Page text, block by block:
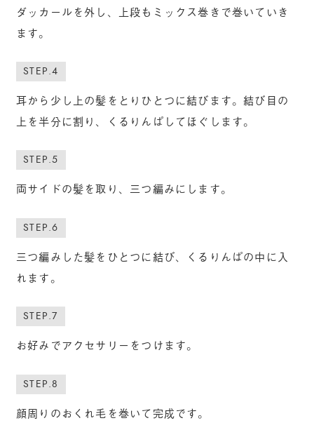
ダッカールを外し、上段もミックス巻きで巻いていき
ます。
STEP.4
耳から少し上の髪をとりひとつに結びます。結び目の
上を半分に割り、くるりんぱしてほぐします。
STEP.5
両サイドの髪を取り、三つ編みにします。
STEP.6
三つ編みした髪をひとつに結び、くるりんぱの中に入
れます。
STEP.7
お好みでアクセサリーをつけます。
STEP.8
顔周りのおくれ毛を巻いて完成です。